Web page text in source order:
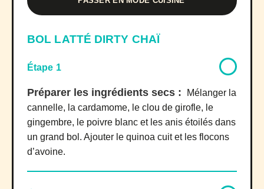
BOL LATTÉ DIRTY CHAÏ
Étape 1
Préparer les ingrédients secs :
Mélanger la
cannelle, la cardamome, le clou de girofle, le
gingembre, le poivre blanc et les anis étoilés dans
un grand bol. Ajouter le quinoa cuit et les flocons
d’avoine.